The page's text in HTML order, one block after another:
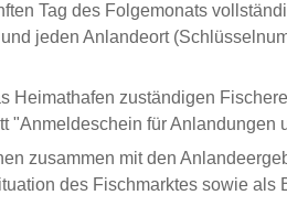
Tag des Folgemonats
jeden Anlandeort
Heimathafen zuständigen
"Anmeldeschein für Anlandungen
zusammen mit den
des Fischmarktes sowie